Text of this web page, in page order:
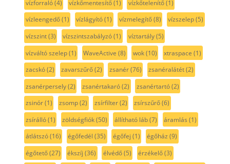
vízforraló(4) vízkőmentesítő(1) vízkőtelenítő(1)
vízleengedő(1) vízlágyító(1) vízmelegítő(8) vízszelep(5)
vízszint(3) vízszintszabályzó(1) víztartály(5)
vízváltó szelep(1) WaveActive (8) wok(10) xtraspace (1)
zacskó(2) zavarszűrő(2) zsanér(76) zsanéralátét(2)
zsanérpersely(2) zsanértakaró(2) zsanértartó(2)
zsinór(1) zsomp(2) zsírfilter(2) zsírszűrő(6)
zsírálló(1) zöldségfiók(50) állítható láb(7) áramlás (1)
átlátszó(16) égőfedél (35) égőfej (1) égőház (9)
égőtető(27) ékszíj (36) élvédő(5) érzékelő(3)